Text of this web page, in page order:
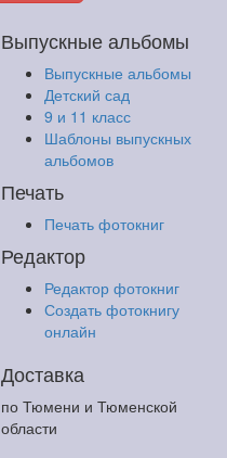
Выпускные альбомы
Выпускные альбомы
Детский сад
9 и 11 класс
Шаблоны выпускных
альбомов
Печать
Печать фотокниг
Редактор
Редактор фотокниг
Создать фотокнигу
онлайн
Доставка
по Тюмени и Тюменской
области